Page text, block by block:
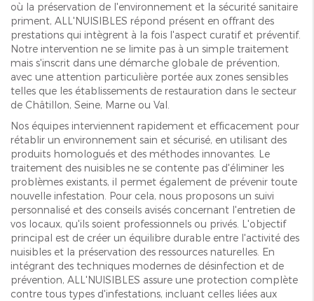
où la préservation de l'environnement et la sécurité sanitaire
priment, ALL'NUISIBLES répond présent en offrant des
prestations qui intègrent à la fois l'aspect curatif et préventif.
Notre intervention ne se limite pas à un simple traitement
mais s'inscrit dans une démarche globale de prévention,
avec une attention particulière portée aux zones sensibles
telles que les établissements de restauration dans le secteur
de Châtillon, Seine, Marne ou Val.
Nos équipes interviennent rapidement et efficacement pour
rétablir un environnement sain et sécurisé, en utilisant des
produits homologués et des méthodes innovantes. Le
traitement des nuisibles ne se contente pas d'éliminer les
problèmes existants, il permet également de prévenir toute
nouvelle infestation. Pour cela, nous proposons un suivi
personnalisé et des conseils avisés concernant l'entretien de
vos locaux, qu'ils soient professionnels ou privés. L'objectif
principal est de créer un équilibre durable entre l'activité des
nuisibles et la préservation des ressources naturelles. En
intégrant des techniques modernes de désinfection et de
prévention, ALL'NUISIBLES assure une protection complète
contre tous types d'infestations, incluant celles liées aux